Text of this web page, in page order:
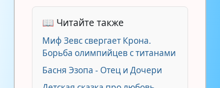
📖 Читайте также
Миф Зевс свергает Крона.
Борьба олимпийцев с титанами
Басня Эзопа - Отец и Дочери